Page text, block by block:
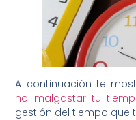
A continuación te
no malgastar tu
gestión del tiempo que